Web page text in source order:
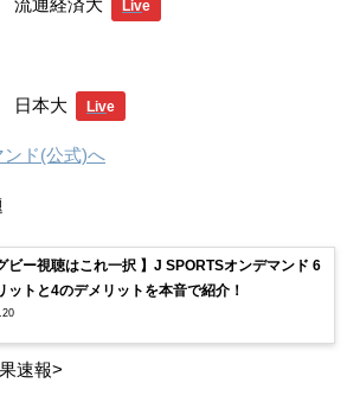
流通経済大 Live
日本大 Live
ド(公式)へ
ビー視聴はこれ一択 】J SPORTSオンデマンド 6
ットと4のデメリットを本音で紹介！
速報>